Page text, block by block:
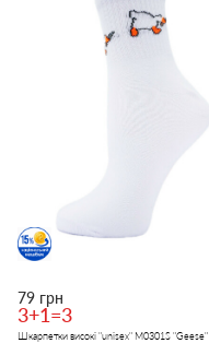
79 грн
3+1=3
Шкарпетки високі "unisex" M0301S "Geese"